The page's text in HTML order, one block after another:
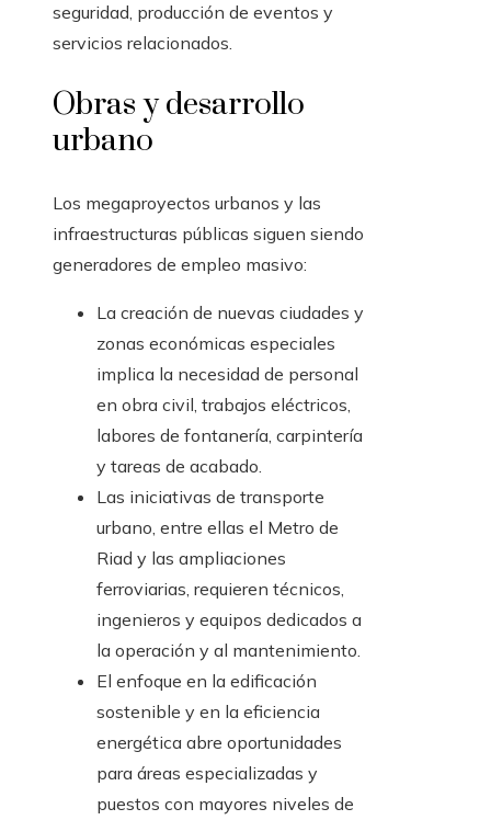
seguridad, producción de eventos y
servicios relacionados.
Obras y desarrollo
urbano
Los megaproyectos urbanos y las
infraestructuras públicas siguen siendo
generadores de empleo masivo:
La creación de nuevas ciudades y
zonas económicas especiales
implica la necesidad de personal
en obra civil, trabajos eléctricos,
labores de fontanería, carpintería
y tareas de acabado.
Las iniciativas de transporte
urbano, entre ellas el Metro de
Riad y las ampliaciones
ferroviarias, requieren técnicos,
ingenieros y equipos dedicados a
la operación y al mantenimiento.
El enfoque en la edificación
sostenible y en la eficiencia
energética abre oportunidades
para áreas especializadas y
puestos con mayores niveles de